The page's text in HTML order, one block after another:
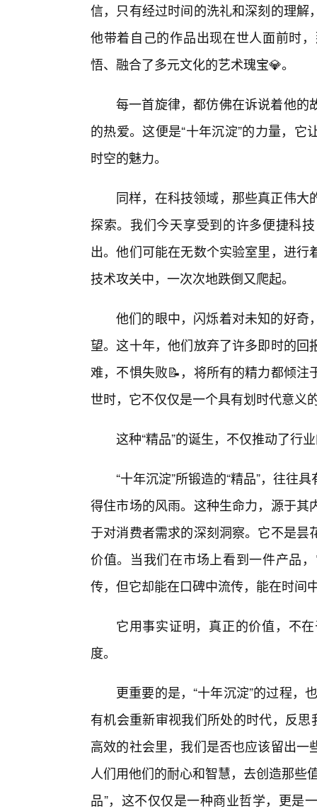
信，只有经过时间的洗礼和深刻的理
他带着自己的作品出现在世人面前时
悟、融合了多元文化的艺术瑰宝💎。
每一首旋律，都仿佛在诉说着他的
的热爱。这便是“十年沉淀”的力量，
时空的魅力。
同样，在科技领域，那些真正伟
探索。我们今天享受到的许多便捷科
出。他们可能在无数个实验室里，进
技术攻关中，一次次地跌倒又爬起。
他们的眼中，闪烁着对未知的好奇
望。这十年，他们放弃了许多即时的
难，不惧失败📝，将所有的精力都倾
世时，它不仅仅是一个具有划时代意义
这种“精品”的诞生，不仅推动了行
“十年沉淀”所锻造的“精品”，往往
得住市场的风雨。这种生命力，源于
于对消费者需求的深刻洞察。它不是
价值。当我们在市场上看到一件产品
传，但它却能在口碑中流传，能在时间
它用事实证明，真正的价值，不
度。
更重要的是，“十年沉淀”的过程，
有机会重新审视我们所处的时代，反
高效的社会里，我们是否也应该留出
人们用他们的耐心和智慧，去创造那些
品”，这不仅仅是一种商业哲学，更是